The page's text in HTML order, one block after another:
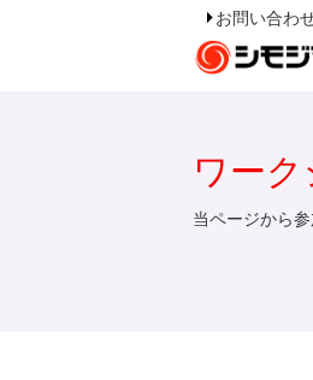
お問い合わ
ワー
当ページから